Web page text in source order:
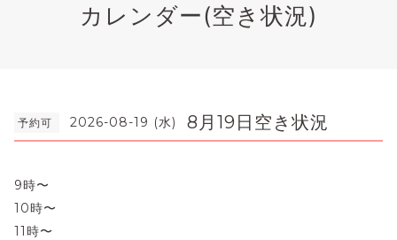
カレンダー(空き状況)
予約可 2026-08-19 (水) 8月19日空き状況
9時〜
10時〜
11時〜